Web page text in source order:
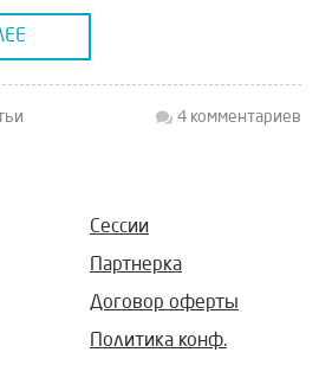
их
Почему
4 комментариев
Сессии
Партнерка
Договор оферты
Политика конф.